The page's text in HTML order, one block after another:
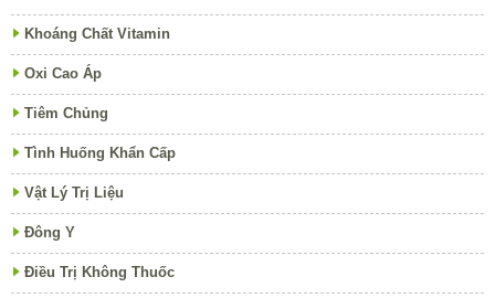
Khoáng Chất Vitamin
Oxi Cao Áp
Tiêm Chủng
Tình Huống Khẩn Cấp
Vật Lý Trị Liệu
Đông Y
Điều Trị Không Thuốc